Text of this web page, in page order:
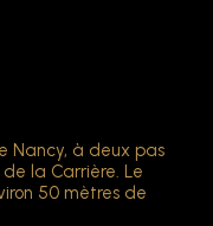
Nancy, à deux pas
la Carrière. Le
50 mètres de